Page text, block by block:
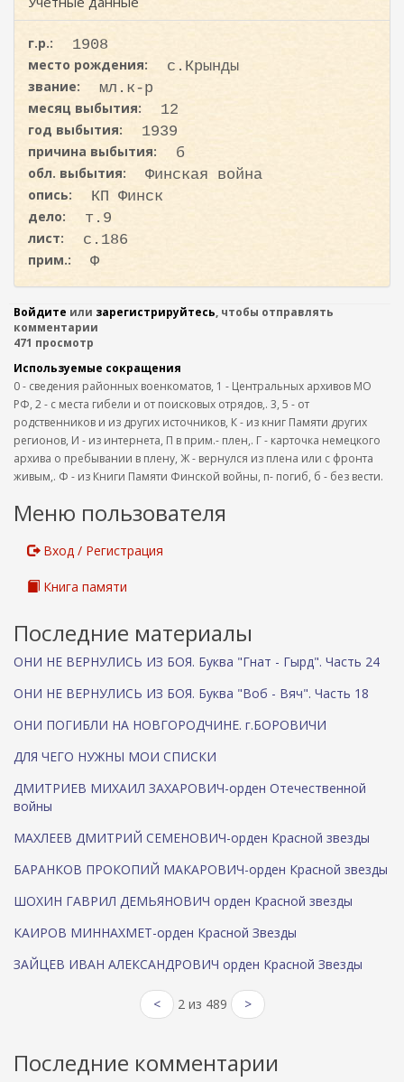
и
г.р.:
1908
место рождения:
с.Крынды
звание:
мл.к-р
месяц выбытия:
12
год выбытия:
1939
причина выбытия:
б
обл. выбытия:
Финская война
опись:
КП Финск
дело:
т.9
лист:
с.186
прим.:
Ф
Войдите или зарегистрируйтесь, чтобы отправлять
комментарии
471 просмотр
Используемые сокращения
0 - сведения районных военкоматов, 1 - Центральных архивов МО
РФ, 2 - с места гибели и от поисковых отрядов,. 3, 5 - от
родственников и из других источников, К - из книг Памяти других
регионов, И - из интернета, П в прим.- плен,. Г - карточка немецкого
архива о пребывании в плену, Ж - вернулся из плена или с фронта
живым,. Ф - из Книги Памяти Финской войны, п- погиб, б - без вести.
Меню пользователя
Вход / Регистрация
Книга памяти
Последние материалы
ОНИ НЕ ВЕРНУЛИСЬ ИЗ БОЯ. Буква "Гнат - Гырд". Часть 24
ОНИ НЕ ВЕРНУЛИСЬ ИЗ БОЯ. Буква "Воб - Вяч". Часть 18
ОНИ ПОГИБЛИ НА НОВГОРОДЧИНЕ. г.БОРОВИЧИ
ДЛЯ ЧЕГО НУЖНЫ МОИ СПИСКИ
ДМИТРИЕВ МИХАИЛ ЗАХАРОВИЧ-орден Отечественной
войны
МАХЛЕЕВ ДМИТРИЙ СЕМЕНОВИЧ-орден Красной звезды
БАРАНКОВ ПРОКОПИЙ МАКАРОВИЧ-орден Красной звезды
ШОХИН ГАВРИЛ ДЕМЬЯНОВИЧ орден Красной звезды
КАИРОВ МИННАХМЕТ-орден Красной Звезды
ЗАЙЦЕВ ИВАН АЛЕКСАНДРОВИЧ орден Красной Звезды
< 2 из 489 >
Последние комментарии